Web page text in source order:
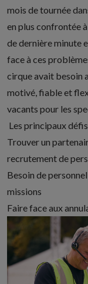
mois de tournée
en plus confrontée
de dernière minute
face à ces
cirque avait besoin
motivé, fiable et
vacants pour les
Les principaux
Trouver un
recrutement de
Besoin de
missions
Faire face aux